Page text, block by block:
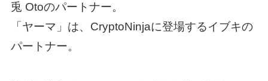
兎 Otoのパートナー。
「ヤーマ」は、CryptoNinjaに登場するイブキの
パートナー。